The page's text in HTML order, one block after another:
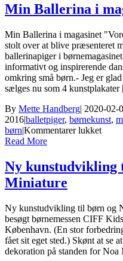
Min Ballerina i
Min Ballerina i magasinet
stolt over at blive præsenteret
ballerinapiger i
informativt og inspirerende
omkring små børn.- Jeg er
sælges nu som 4 kunstplakater
By Mette Handberg| 2020-02-
2016|balletpiger, børnekunst,
børn|Kommentarer lukkettil
i
Read More
Ny kunstudvikling
Miniature
Ny kunstudvikling til børn og
besøgt børnemessen CIFF
København. (En stor
fået sit eget sted.) Skønt at se
dekoration på standen for